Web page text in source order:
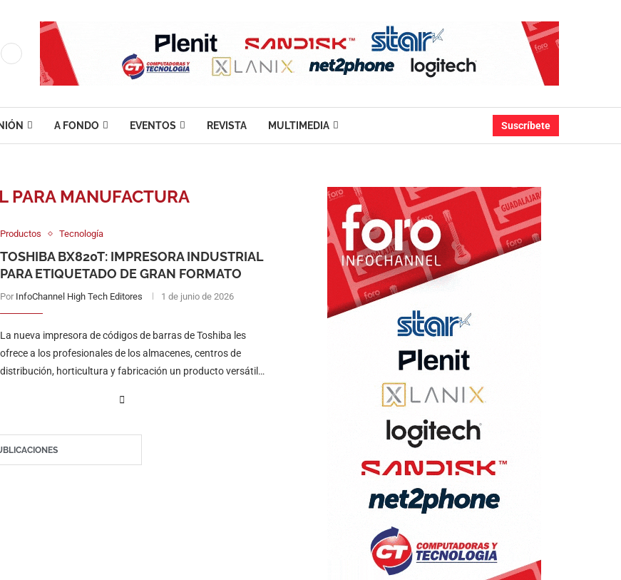
A FONDO EVENTOS REVISTA MULTIMEDIA Suscríbete
PARA MANUFACTURA
Productos Tecnología
TOSHIBA BX820T: IMPRESORA INDUSTRIAL
PARA ETIQUETADO DE GRAN FORMATO
Por InfoChannel High Tech Editores 1 de junio de 2026
La nueva impresora de códigos de barras de Toshiba les
ofrece a los profesionales de los almacenes, centros de
distribución, horticultura y fabricación un producto versátil